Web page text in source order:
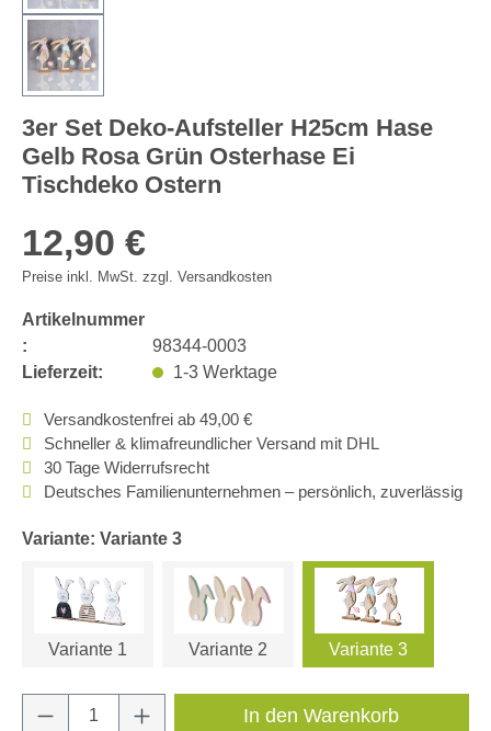
3er Set Deko-Aufsteller H25cm Hase
Gelb Rosa Grün Osterhase Ei
Tischdeko Ostern
12,90 €
Preise inkl. MwSt. zzgl. Versandkosten
Artikelnummer
:
98344-0003
Lieferzeit:
1-3 Werktage
Versandkostenfrei ab 49,00 €
Schneller & klimafreundlicher Versand mit DHL
30 Tage Widerrufsrecht
Deutsches Familienunternehmen – persönlich, zuverlässig
Variante: Variante 3
Variante 1 Variante 2 Variante 3
Produkt Anzahl: Gib den gewünschten
In den Warenkorb